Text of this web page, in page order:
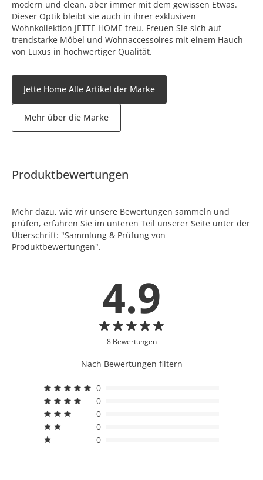
modern und clean, aber immer mit dem gewissen Etwas.
Dieser Optik bleibt sie auch in ihrer exklusiven
Wohnkollektion JETTE HOME treu. Freuen Sie sich auf
trendstarke Möbel und Wohnaccessoires mit einem Hauch
von Luxus in hochwertiger Qualität.
Jette Home Alle Artikel der Marke
Mehr über die Marke
Produktbewertungen
Mehr dazu, wie wir unsere Bewertungen sammeln und
prüfen, erfahren Sie im unteren Teil unserer Seite unter der
Überschrift: "Sammlung & Prüfung von
Produktbewertungen".
4.9
8 Bewertungen
Nach Bewertungen filtern
0
0
0
0
0